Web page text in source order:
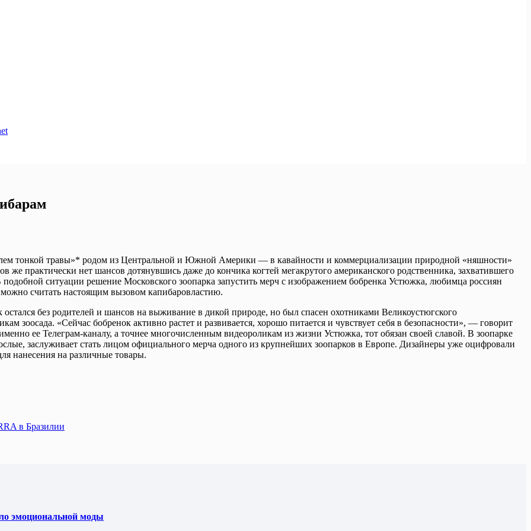
тонкой травы»* родом из Центральной и Южной Америки — в кавайности и коммерциализации природной «няшности»
практически нет шансов дотянувшись даже до кончика когтей мегакрутого американского родственника, захватившего
ситуации решение Московского зоопарка запустить мерч с изображением бобренка Устюжка, любимца россиян
считать настоящим вызовом капибаровластию.
без родителей и шансов на выживание в дикой природе, но был спасен охотниками Великоустюгского
зоосада. «Сейчас бобренок активно растет и развивается, хорошо питается и чувствует себя в безопасности», — говорит
ее Телеграм-каналу, а точнее многочисленным видеороликам из жизни Устюжка, тот обязан своей славой. В зоопарке
заслуживает стать лицом официального мерча одного из крупнейших зоопарков в Европе. Дизайнеры уже оцифровали
нанесения на различные товары.
в Бразилии
эмоциональной моды